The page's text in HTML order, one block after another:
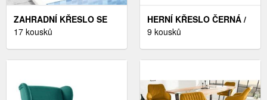
ZAHRADNÍ KŘESLO SE
STOLKEM DEKORHOME
PŘÍRODNÍ DŘEVO
17 kousků
HERNÍ KŘESLO ČERNÁ /
ŠEDÁ / BÍLÁ, HERNÍ
9 kousků